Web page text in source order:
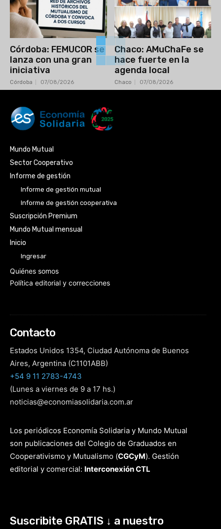
Córdoba: FEMUCOR se
lanza con una gran
iniciativa
Córdoba 07/08/2026
Chaco: AMuChaFe se
hace fuerte en la
agenda local
Chaco 07/08/2026
Mundo Mutual
Sector Cooperativo
Informe de gestión
Informe de gestión mutual
Informe de gestión cooperativa
Suscripción Premium
Mundo Mutual mensual
Inicio
Ingresar
Quiénes somos
Política editorial y correcciones
Contacto
Estados Unidos 1354, Ciudad Autónoma de Buenos
Aires, Argentina (C1101ABB)
+54 9 11 2783-4743
(Lunes a viernes de 9 a 17 hs.)
noticias@economiasolidaria.com.ar
Los periódicos Economía Solidaria y Mundo Mutual
son publicaciones del Colegio de Graduados en
Cooperativismo y Mutualismo (CGCyM). Gestión
editorial y comercial: Interconexión CTL
Suscribite GRATIS ↓ a nuestro